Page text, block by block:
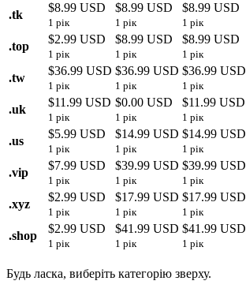
.tk
$8.99 USD
1 рік
$8.99 USD
1 рік
$8.99 USD
1 рік
.top
$2.99 USD
1 рік
$8.99 USD
1 рік
$8.99 USD
1 рік
.tw
$36.99 USD
1 рік
$36.99 USD
1 рік
$36.99 USD
1 рік
.uk
$11.99 USD
1 рік
$0.00 USD
1 рік
$11.99 USD
1 рік
.us
$5.99 USD
1 рік
$14.99 USD
1 рік
$14.99 USD
1 рік
.vip
$7.99 USD
1 рік
$39.99 USD
1 рік
$39.99 USD
1 рік
.xyz
$2.99 USD
1 рік
$17.99 USD
1 рік
$17.99 USD
1 рік
.shop
$2.99 USD
1 рік
$41.99 USD
1 рік
$41.99 USD
1 рік
Будь ласка, виберіть категорію зверху.